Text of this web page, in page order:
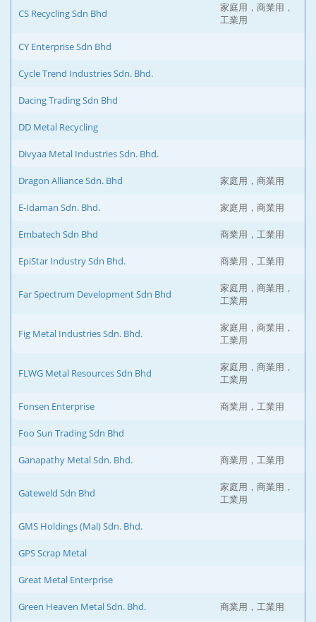
CS Recycling Sdn Bhd
家庭用，商業用，
工業用
CY Enterprise Sdn Bhd
Cycle Trend Industries Sdn. Bhd.
Dacing Trading Sdn Bhd
DD Metal Recycling
Divyaa Metal Industries Sdn. Bhd.
Dragon Alliance Sdn. Bhd 家庭用，商業用
E-Idaman Sdn. Bhd. 家庭用，商業用
Embatech Sdn Bhd 商業用，工業用
EpiStar Industry Sdn Bhd. 商業用，工業用
Far Spectrum Development Sdn Bhd
家庭用，商業用，
工業用
Fig Metal Industries Sdn. Bhd.
家庭用，商業用，
工業用
FLWG Metal Resources Sdn Bhd
家庭用，商業用，
工業用
Fonsen Enterprise 商業用，工業用
Foo Sun Trading Sdn Bhd
Ganapathy Metal Sdn. Bhd. 商業用，工業用
Gateweld Sdn Bhd
家庭用，商業用，
工業用
GMS Holdings (Mal) Sdn. Bhd.
GPS Scrap Metal
Great Metal Enterprise
Green Heaven Metal Sdn. Bhd. 商業用，工業用